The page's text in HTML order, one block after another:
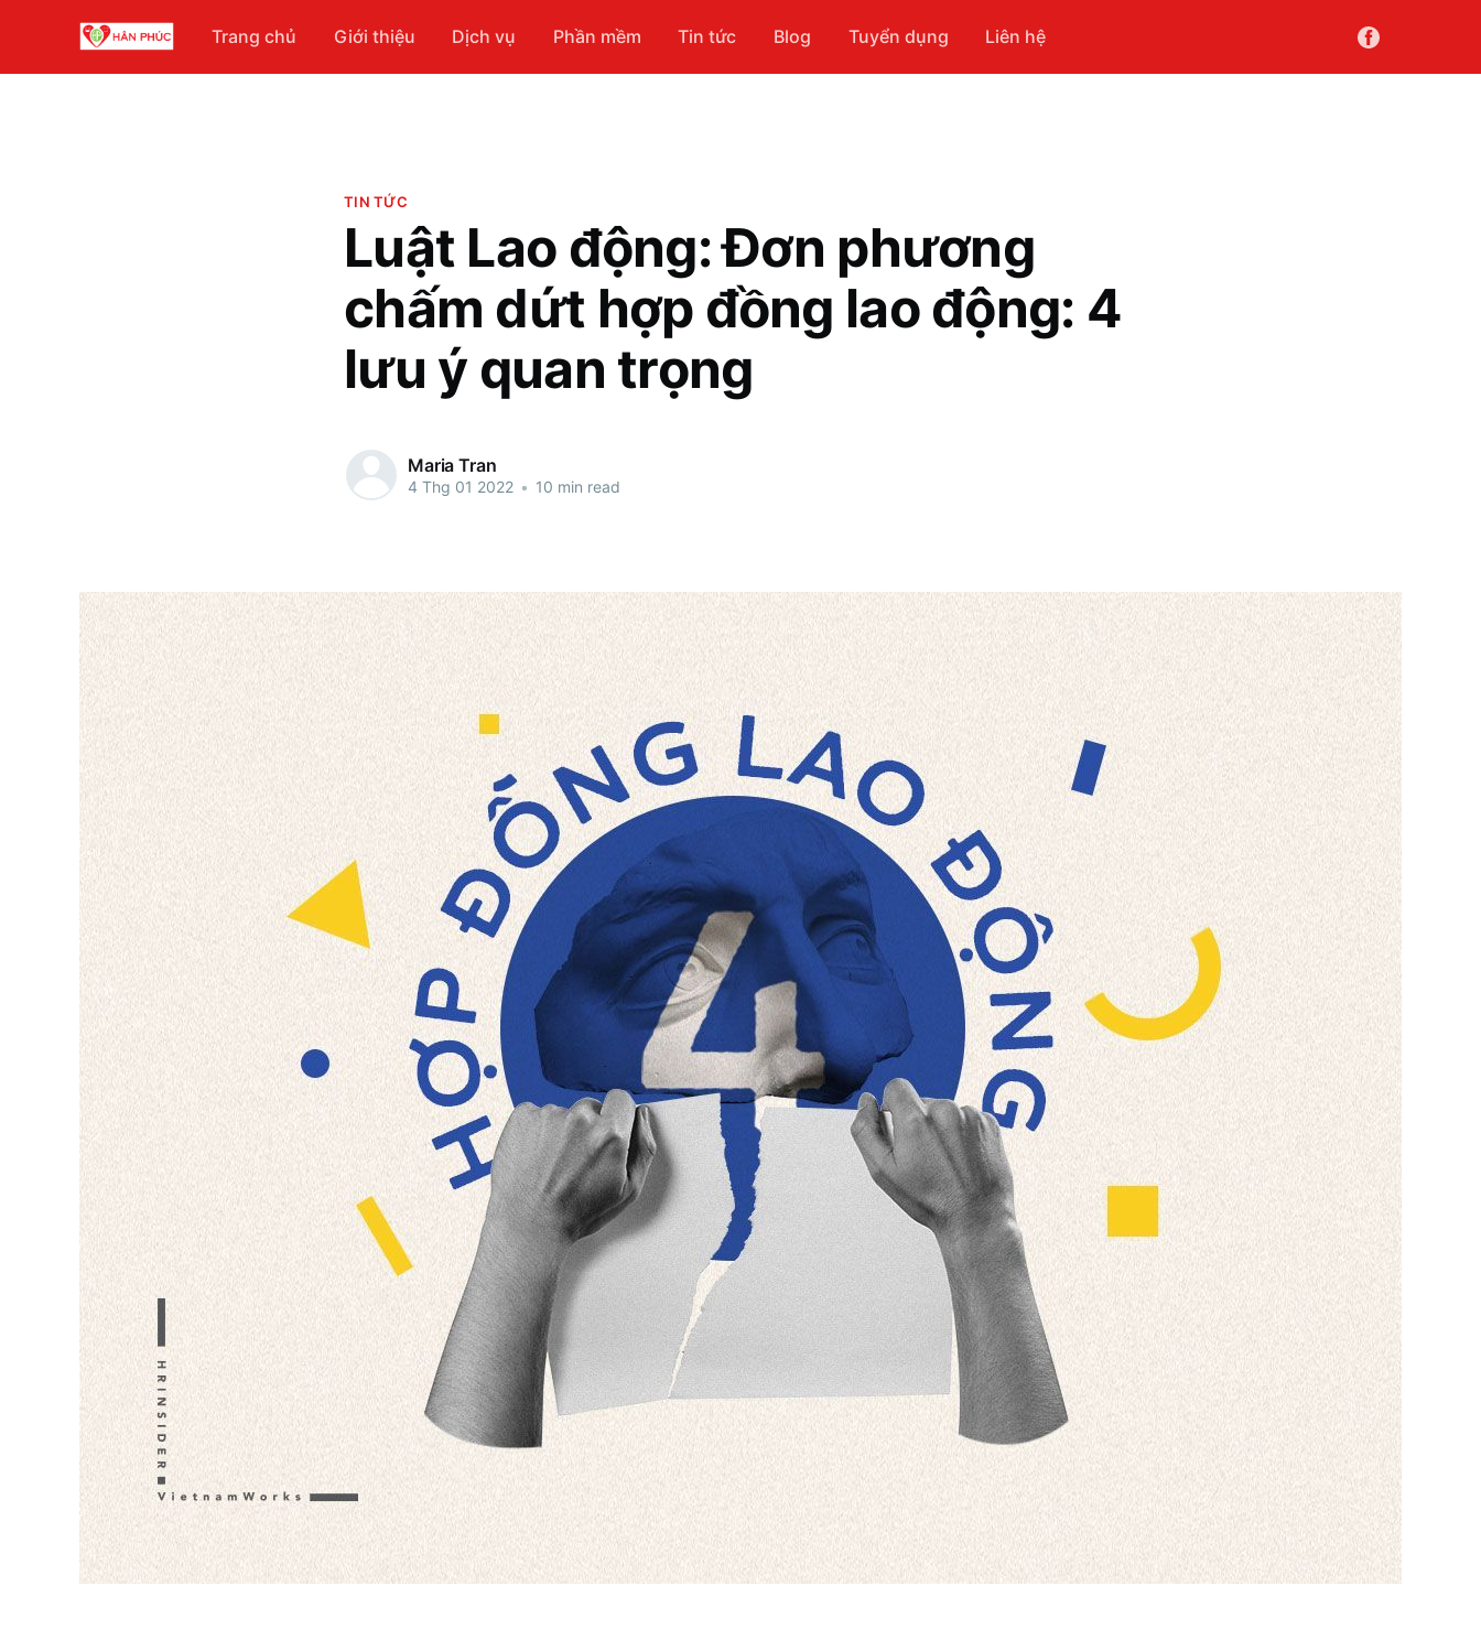
Trang chủ Giới thiệu Dịch vụ Phần mềm Tin tức Blog Tuyển dụng Liên hệ
TIN TỨC
Luật Lao động: Đơn phương
chấm dứt hợp đồng lao động: 4
lưu ý quan trọng
Maria Tran
4 Thg 01 2022 • 10 min read